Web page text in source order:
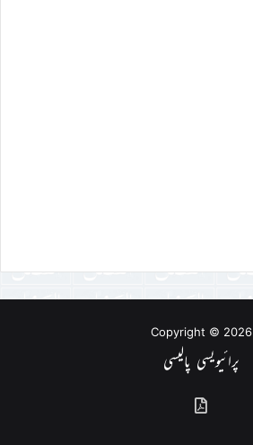
Copyright © 2026
پرائیویسی پالیسی
گذشتہ